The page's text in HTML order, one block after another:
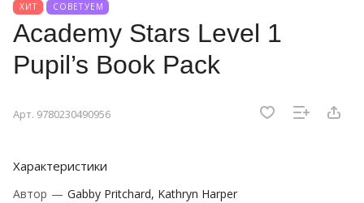
ХИТ СОВЕТУЕМ
Academy Stars Level 1
Pupil’s Book Pack
Арт. 9780230490956
Характеристики
Автор — Gabby Pritchard, Kathryn Harper